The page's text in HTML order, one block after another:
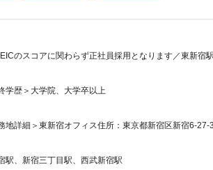
のスコアに関わらず正社員採用となります／東新
学歴＞大学院、大学卒以上
地詳細＞東新宿オフィス住所：東京都新宿区新宿6-
駅、新宿三丁目駅、西武新宿駅